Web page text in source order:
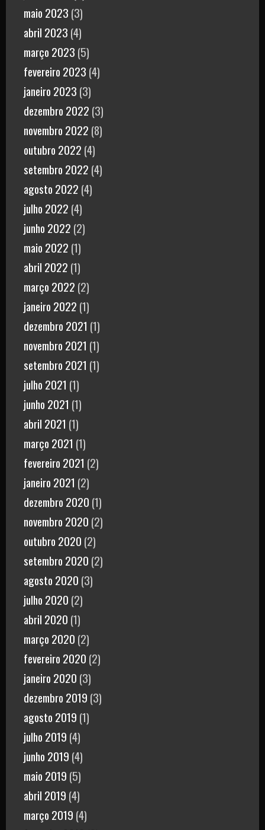
maio 2023 (3)
abril 2023 (4)
março 2023 (5)
fevereiro 2023 (4)
janeiro 2023 (3)
dezembro 2022 (3)
novembro 2022 (8)
outubro 2022 (4)
setembro 2022 (4)
agosto 2022 (4)
julho 2022 (4)
junho 2022 (2)
maio 2022 (1)
abril 2022 (1)
março 2022 (2)
janeiro 2022 (1)
dezembro 2021 (1)
novembro 2021 (1)
setembro 2021 (1)
julho 2021 (1)
junho 2021 (1)
abril 2021 (1)
março 2021 (1)
fevereiro 2021 (2)
janeiro 2021 (2)
dezembro 2020 (1)
novembro 2020 (2)
outubro 2020 (2)
setembro 2020 (2)
agosto 2020 (3)
julho 2020 (2)
abril 2020 (1)
março 2020 (2)
fevereiro 2020 (2)
janeiro 2020 (3)
dezembro 2019 (3)
agosto 2019 (1)
julho 2019 (4)
junho 2019 (4)
maio 2019 (5)
abril 2019 (4)
março 2019 (4)